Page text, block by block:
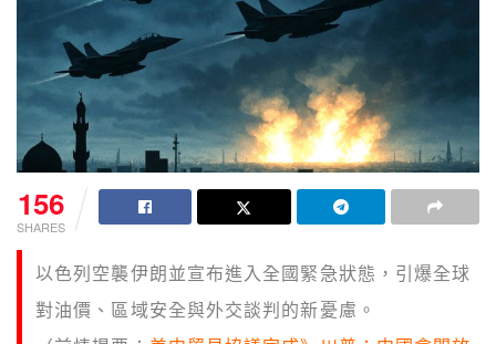
156
SHARES
以色列空襲伊朗並宣布進入全國緊急狀態，引爆全球
對油價、區域安全與外交談判的新憂慮。